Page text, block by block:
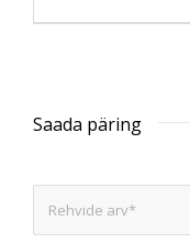
Saada päring